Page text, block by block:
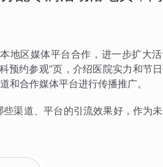
地区媒体平台合作，进一步扩大
约参观”页，介绍医院实力和节日
和合作媒体平台进行传播推广。
渠道、平台的引流效果好，作为